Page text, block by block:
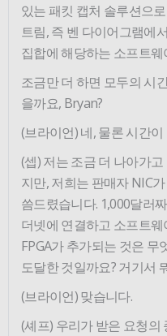
있는 패킷 캡처 솔루션으
트림, 즉 벤 다이어그램에
집합에 해당하는 소프트
조금만 더 하면 모두의 시
을까요, Bryan?
(브라이언) 네, 물론 시간
(셉) 저는 조금 더 나아가
지만, 저희는 판매자 NIC
씀드렸습니다. 1,000달러
더넷에 연결하고 소프트
FPGA가 추가되는 것은 무
도달한 것일까요? 거기서
(브라이언) 맞습니다.
(셰프) 우리가 받은 요청의